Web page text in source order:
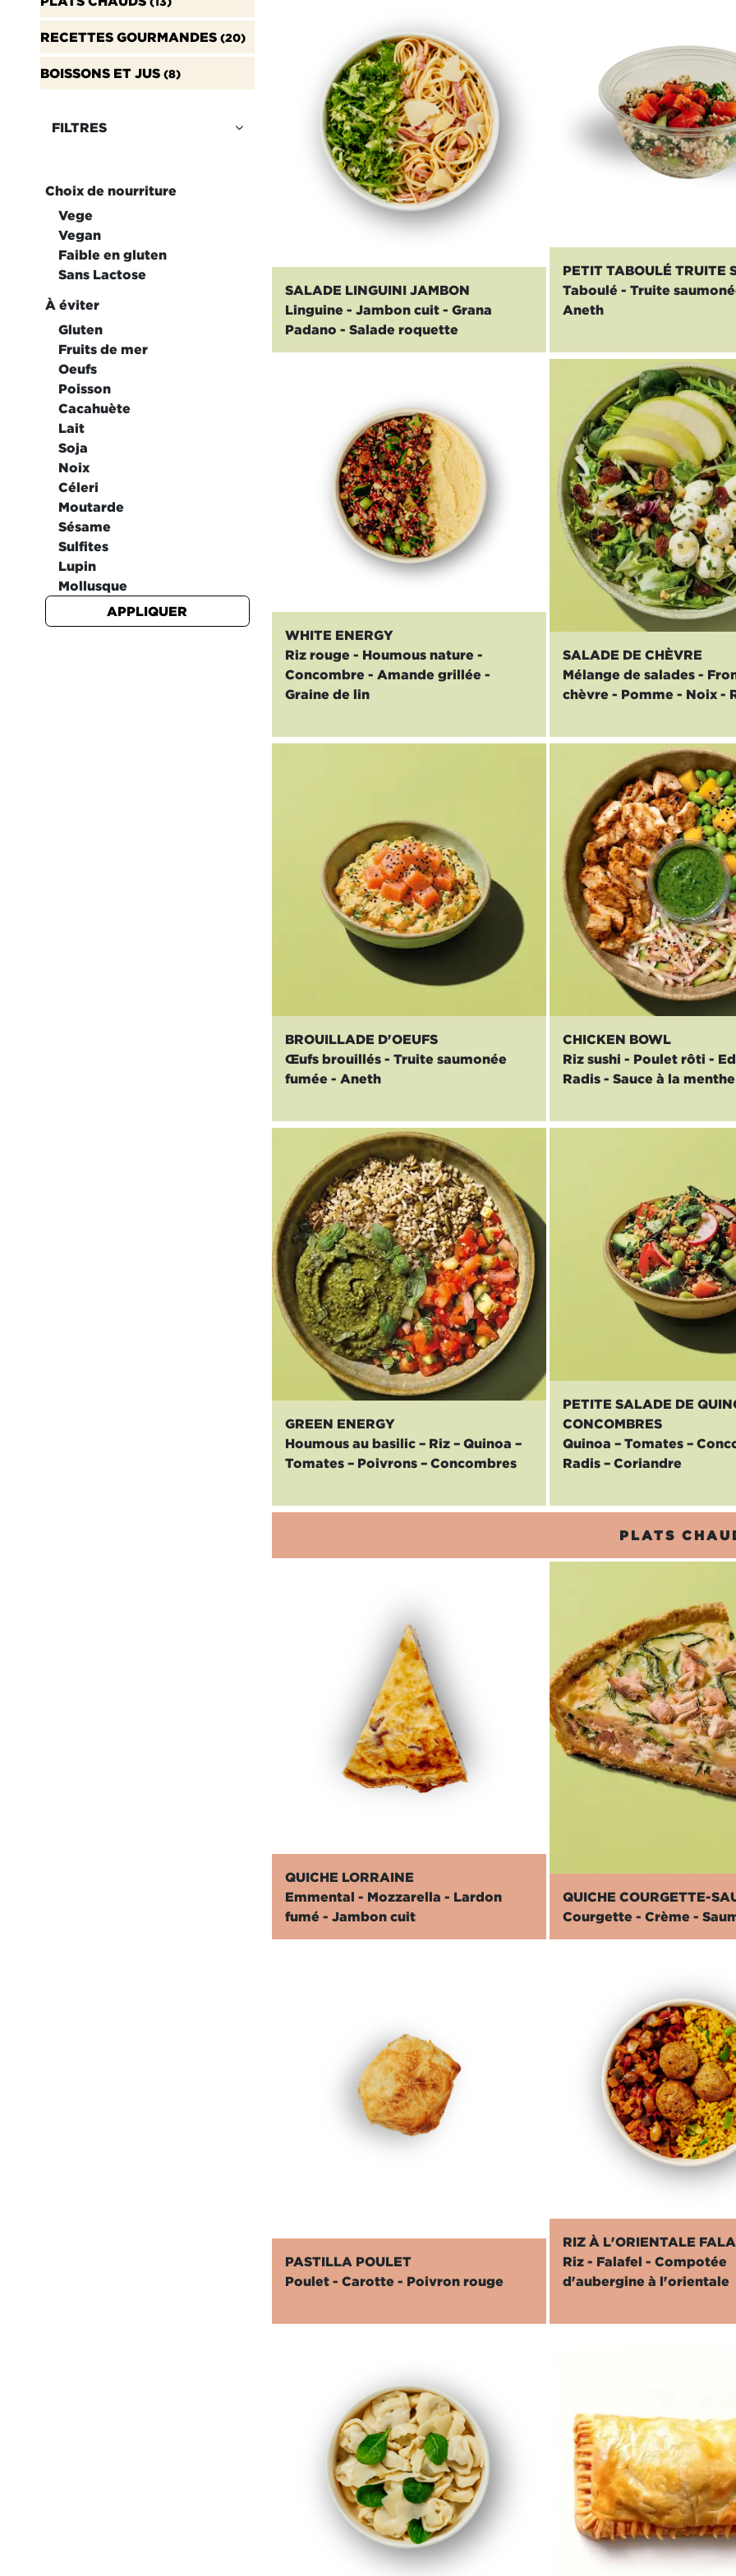
RECETTES GOURMANDES (20)
BOISSONS ET JUS (8)
FILTRES
Choix de nourriture
Vege
Vegan
Faible en gluten
Sans Lactose
À éviter
Gluten
Fruits de mer
Oeufs
Poisson
Cacahuète
Lait
Soja
Noix
Céleri
Moutarde
Sésame
Sulfites
Lupin
Mollusque
APPLIQUER
SALADE LINGUINI JAMBON
Linguine - Jambon cuit - Grana
Padano - Salade roquette
PETIT TABOULÉ TRUITE
Taboulé - Truite
Aneth
WHITE ENERGY
Riz rouge - Houmous nature -
Concombre - Amande grillée -
Graine de lin
SALADE DE CHÈVRE
Mélange de salades -
chèvre - Pomme - Noix -
BROUILLADE D'OEUFS
Œufs brouillés - Truite saumonée
fumée - Aneth
CHICKEN BOWL
Riz sushi - Poulet rôti -
Radis - Sauce à la menthe
GREEN ENERGY
Houmous au basilic – Riz – Quinoa –
Tomates – Poivrons – Concombres
PETITE SALADE DE
CONCOMBRES
Quinoa – Tomates –
Radis – Coriandre
PLATS
QUICHE LORRAINE
Emmental - Mozzarella - Lardon
fumé - Jambon cuit
QUICHE COURGETTE-
Courgette - Crème -
PASTILLA POULET
Poulet - Carotte - Poivron rouge
RIZ À L'ORIENTALE
Riz - Falafel - Compotée
d'aubergine à l'orientale